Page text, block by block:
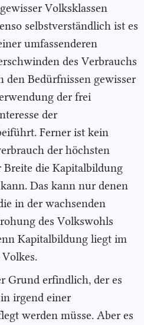
Volksklassen
selbstverständlich ist es
umfassenderen
des Verbrauchs
den Bedürfnissen gewisser
der frei
der
Ferner ist kein
der höchsten
die Kapitalbildung
Das kann nur denen
in der wachsenden
des Volkswohls
Kapitalbildung liegt im
Grund erfindlich, der es
irgend einer
werden müsse. Aber es